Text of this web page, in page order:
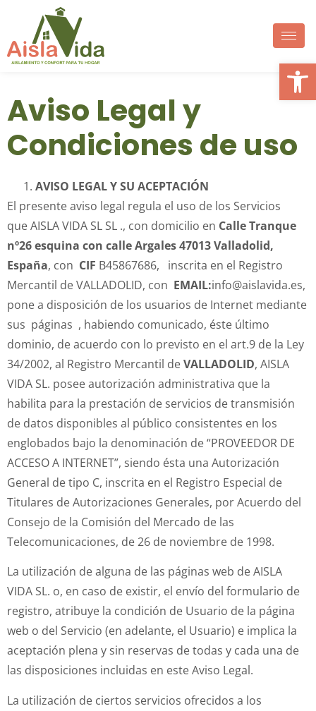
Aviso Legal y
Condiciones de uso
AVISO LEGAL Y SU ACEPTACIÓN
El presente aviso legal regula el uso de los Servicios
que AISLA VIDA SL SL ., con domicilio en Calle Tranque
nº26 esquina con calle Argales 47013 Valladolid,
España, con CIF B45867686, inscrita en el Registro
Mercantil de VALLADOLID, con EMAIL:info@aislavida.es,
pone a disposición de los usuarios de Internet mediante
sus páginas , habiendo comunicado, éste último
dominio, de acuerdo con lo previsto en el art.9 de la Ley
34/2002, al Registro Mercantil deVALLADOLID, AISLA
VIDA SL. posee autorización administrativa que la
habilita para la prestación de servicios de transmisión
de datos disponibles al público consistentes en los
englobados bajo la denominación de “PROVEEDOR DE
ACCESO A INTERNET”, siendo ésta una Autorización
General de tipo C, inscrita en el Registro Especial de
Titulares de Autorizaciones Generales, por Acuerdo del
Consejo de la Comisión del Mercado de las
Telecomunicaciones, de 26 de noviembre de 1998.
La utilización de alguna de las páginas web de AISLA
VIDA SL. o, en caso de existir, el envío del formulario de
registro, atribuye la condición de Usuario de la página
web o del Servicio (en adelante, el Usuario) e implica la
aceptación plena y sin reservas de todas y cada una de
las disposiciones incluidas en este Aviso Legal.
La utilización de ciertos servicios ofrecidos a los